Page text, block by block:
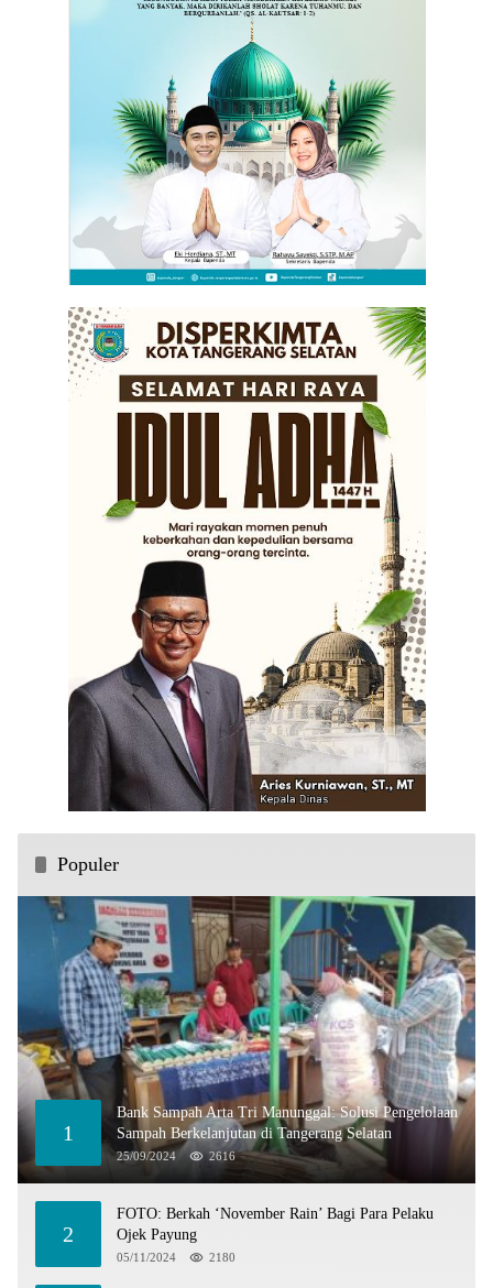
Populer
1
Bank Sampah Arta Tri Manunggal: Solusi Pengelolaan
Sampah Berkelanjutan di Tangerang Selatan
25/09/2024 2616
2
FOTO: Berkah ‘November Rain’ Bagi Para Pelaku
Ojek Payung
05/11/2024 2180